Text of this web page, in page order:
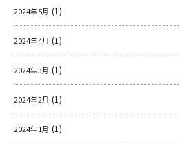
2024年5月 (1)
2024年4月 (1)
2024年3月 (1)
2024年2月 (1)
2024年1月 (1)